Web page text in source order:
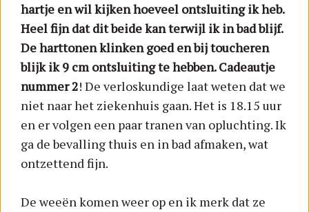
hartje en wil kijken hoeveel ontsluiting ik heb.
Heel fijn dat dit beide kan terwijl ik in bad blijf.
De harttonen klinken goed en bij toucheren
blijk ik 9 cm ontsluiting te hebben. Cadeautje
nummer 2! De verloskundige laat weten dat we
niet naar het ziekenhuis gaan. Het is 18.15 uur
en er volgen een paar tranen van opluchting. Ik
ga de bevalling thuis en in bad afmaken, wat
ontzettend fijn.
De weeën komen weer op en ik merk dat ze